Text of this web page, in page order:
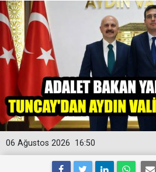
16:50
06 Ağustos 2026